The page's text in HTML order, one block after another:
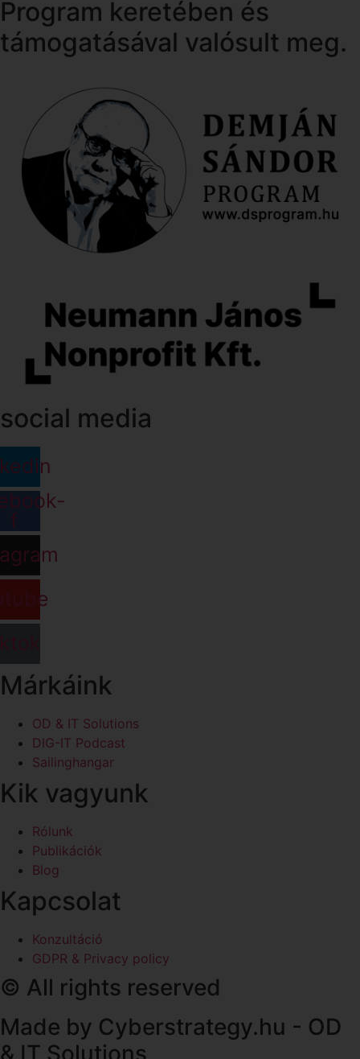
Program keretében és
támogatásával valósult meg.
social media
f
Márkáink
OD & IT Solutions
DIG-IT Podcast
Sailinghangar
Kik vagyunk
Rólunk
Publikációk
Blog
Kapcsolat
Konzultáció
GDPR & Privacy policy
© All rights reserved
Made by Cyberstrategy.hu - OD
& IT Solutions